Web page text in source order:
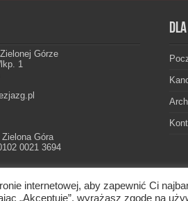
Górze
1
Góra
0021 3694
Zielonogórsko-Gorzowskiej. © 2026.
internetowej, aby zapewnić Ci
„Akceptuję”, wyrażasz zgodę na